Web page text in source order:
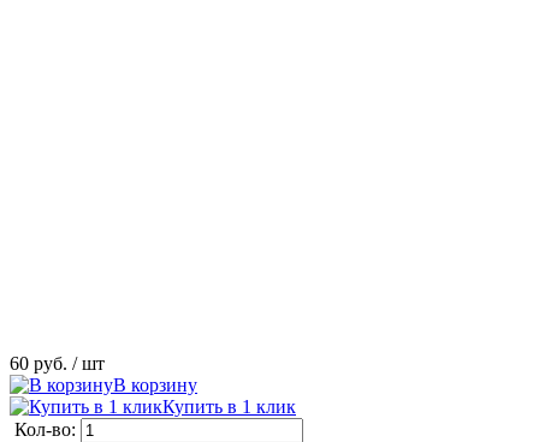
60 руб. / шт
В корзину
Купить в 1 клик
Кол-во: